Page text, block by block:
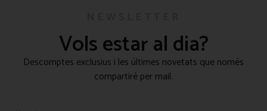
Vols estar al dia?
Descomptes exclusius i les últimes novetats que només
compartiré per mail.